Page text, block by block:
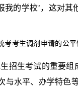
我的学校’，这对其
考考生调剂申请的公平
招生考试的重要
与水平、办学特色